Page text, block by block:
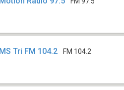
MS Tri FM 104.2 FM 104.2